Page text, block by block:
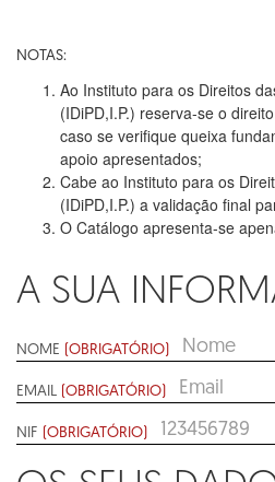
NOTAS:
Ao Instituto para os Direitos
(IDiPD,I.P.) reserva-se o
caso se verifique queixa
apoio apresentados;
Cabe ao Instituto para os
(IDiPD,I.P.) a validação final
O Catálogo apresenta-se
A SUA
NOME (OBRIGATÓRIO)
EMAIL (OBRIGATÓRIO)
NIF (OBRIGATÓRIO)